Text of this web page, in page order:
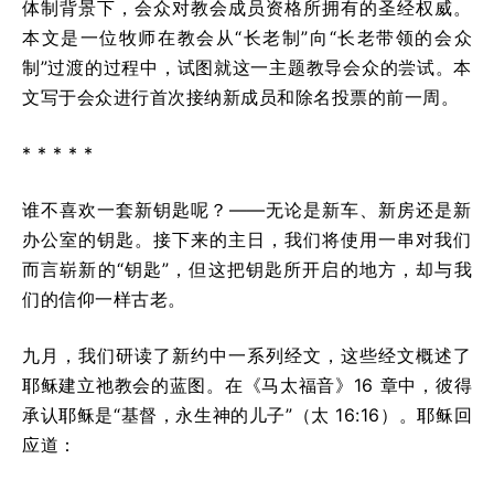
体制背景下，会众对教会成员资格所拥有的圣经权威。
本文是一位牧师在教会从“长老制”向“长老带领的会众
制”过渡的过程中，试图就这一主题教导会众的尝试。本
文写于会众进行首次接纳新成员和除名投票的前一周。
* * * * *
谁不喜欢一套新钥匙呢？——无论是新车、新房还是新
办公室的钥匙。接下来的主日，我们将使用一串对我们
而言崭新的“钥匙”，但这把钥匙所开启的地方，却与我
们的信仰一样古老。
九月，我们研读了新约中一系列经文，这些经文概述了
耶稣建立祂教会的蓝图。在《马太福音》16 章中，彼得
承认耶稣是“基督，永生神的儿子”（太 16:16）。耶稣回
应道：